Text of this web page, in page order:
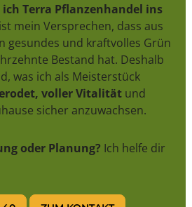
Terra Pflanzenhandel ins
mein Versprechen, dass aus
gesundes und kraftvolles Grün
Bestand hat. Deshalb
was ich als Meisterstück
voller Vitalitätund
sicher anzuwachsen.
oder Planung? Ich helfe dir